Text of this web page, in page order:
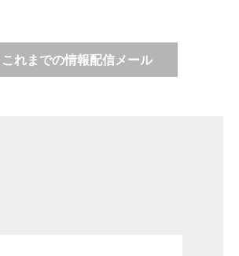
これまでの情報配信メール